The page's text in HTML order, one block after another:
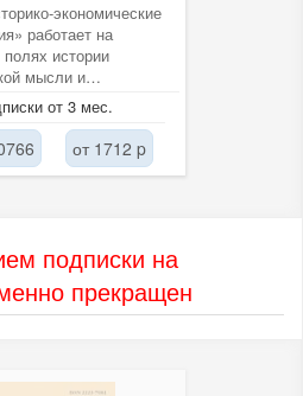
экономические
работает на
истории
мысли и
истории,
как...
от 3 мес.
от 1712 p
подписки на
прекращен